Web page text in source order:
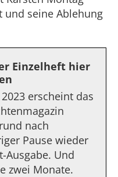
und seine Ablehung
Einzelheft hier
2023 erscheint das
nach
Pause wieder
Ausgabe. Und
zwei Monate.